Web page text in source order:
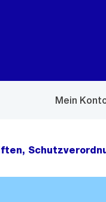
Mein
Menü